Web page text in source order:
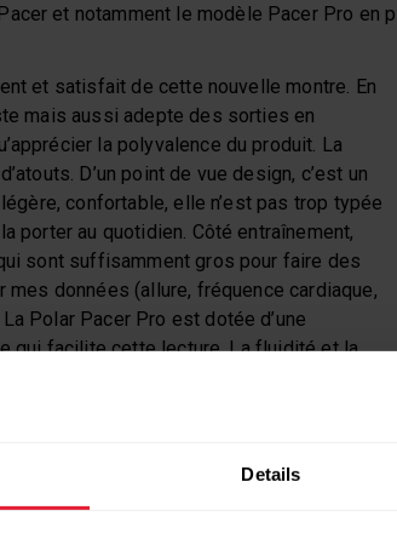
Details
et notamment le modèle Pacer Pro en
et satisfait de cette nouvelle montre. En
mais aussi adepte des sorties en
la polyvalence du produit. La
D’un point de vue design, c’est un
confortable, elle n’est pas trop typée
porter au quotidien. Côté entraînement,
sont suffisamment gros pour faire des
mes données (allure, fréquence cardiaque,
Polar Pacer Pro est dotée d’une
qui facilite cette lecture. La fluidité et la
qui vous permettra de progresser et d’être